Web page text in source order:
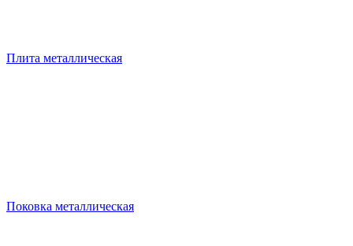
Плита металлическая
Поковка металлическая